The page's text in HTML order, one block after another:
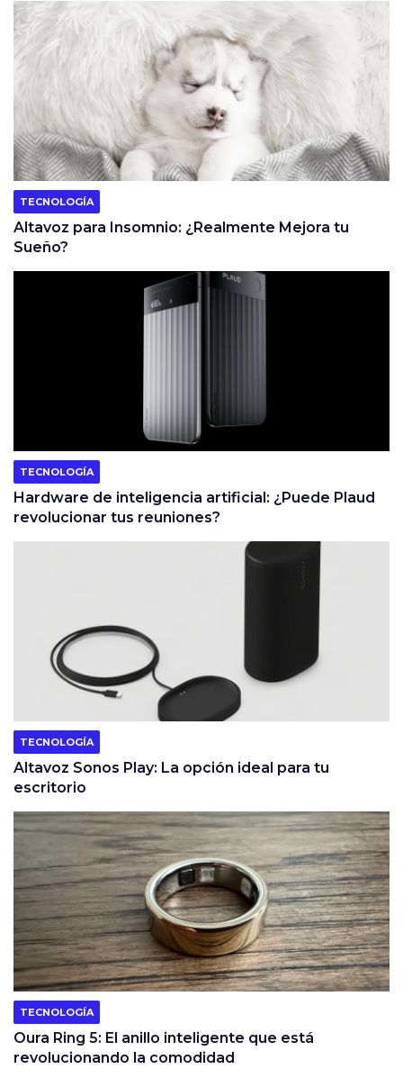
TECNOLOGÍA
Altavoz para Insomnio: ¿Realmente Mejora tu
Sueño?
TECNOLOGÍA
Hardware de inteligencia artificial: ¿Puede Plaud
revolucionar tus reuniones?
TECNOLOGÍA
Altavoz Sonos Play: La opción ideal para tu
escritorio
TECNOLOGÍA
Oura Ring 5: El anillo inteligente que está
revolucionando la comodidad